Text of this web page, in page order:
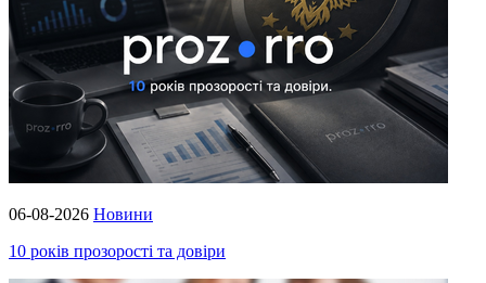
06-08-2026 Новини
10 років прозорості та довіри